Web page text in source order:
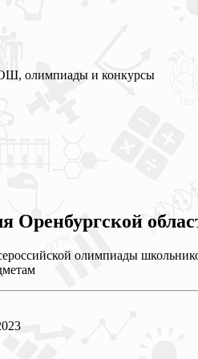
олимпиады и конкурсы
олимпиады